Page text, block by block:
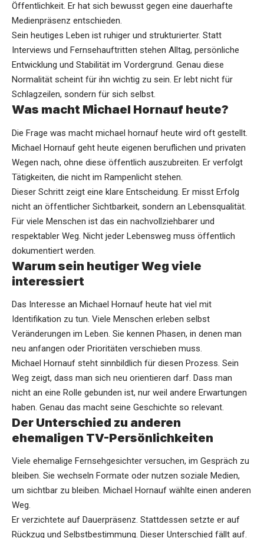
Öffentlichkeit. Er hat sich bewusst gegen eine dauerhafte
Medienpräsenz entschieden.
Sein heutiges Leben ist ruhiger und strukturierter. Statt
Interviews und Fernsehauftritten stehen Alltag, persönliche
Entwicklung und Stabilität im Vordergrund. Genau diese
Normalität scheint für ihn wichtig zu sein. Er lebt nicht für
Schlagzeilen, sondern für sich selbst.
Was macht Michael Hornauf heute?
Die Frage was macht michael hornauf heute wird oft gestellt.
Michael Hornauf geht heute eigenen beruflichen und privaten
Wegen nach, ohne diese öffentlich auszubreiten. Er verfolgt
Tätigkeiten, die nicht im Rampenlicht stehen.
Dieser Schritt zeigt eine klare Entscheidung. Er misst Erfolg
nicht an öffentlicher Sichtbarkeit, sondern an Lebensqualität.
Für viele Menschen ist das ein nachvollziehbarer und
respektabler Weg. Nicht jeder Lebensweg muss öffentlich
dokumentiert werden.
Warum sein heutiger Weg viele
interessiert
Das Interesse an Michael Hornauf heute hat viel mit
Identifikation zu tun. Viele Menschen erleben selbst
Veränderungen im Leben. Sie kennen Phasen, in denen man
neu anfangen oder Prioritäten verschieben muss.
Michael Hornauf steht sinnbildlich für diesen Prozess. Sein
Weg zeigt, dass man sich neu orientieren darf. Dass man
nicht an eine Rolle gebunden ist, nur weil andere Erwartungen
haben. Genau das macht seine Geschichte so relevant.
Der Unterschied zu anderen
ehemaligen TV-Persönlichkeiten
Viele ehemalige Fernsehgesichter versuchen, im Gespräch zu
bleiben. Sie wechseln Formate oder nutzen soziale Medien,
um sichtbar zu bleiben. Michael Hornauf wählte einen anderen
Weg.
Er verzichtete auf Dauerpräsenz. Stattdessen setzte er auf
Rückzug und Selbstbestimmung. Dieser Unterschied fällt auf.